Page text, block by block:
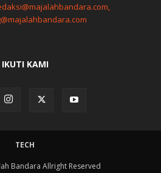
IKUTI KAMI
TECH
Bandara Allright Reserved